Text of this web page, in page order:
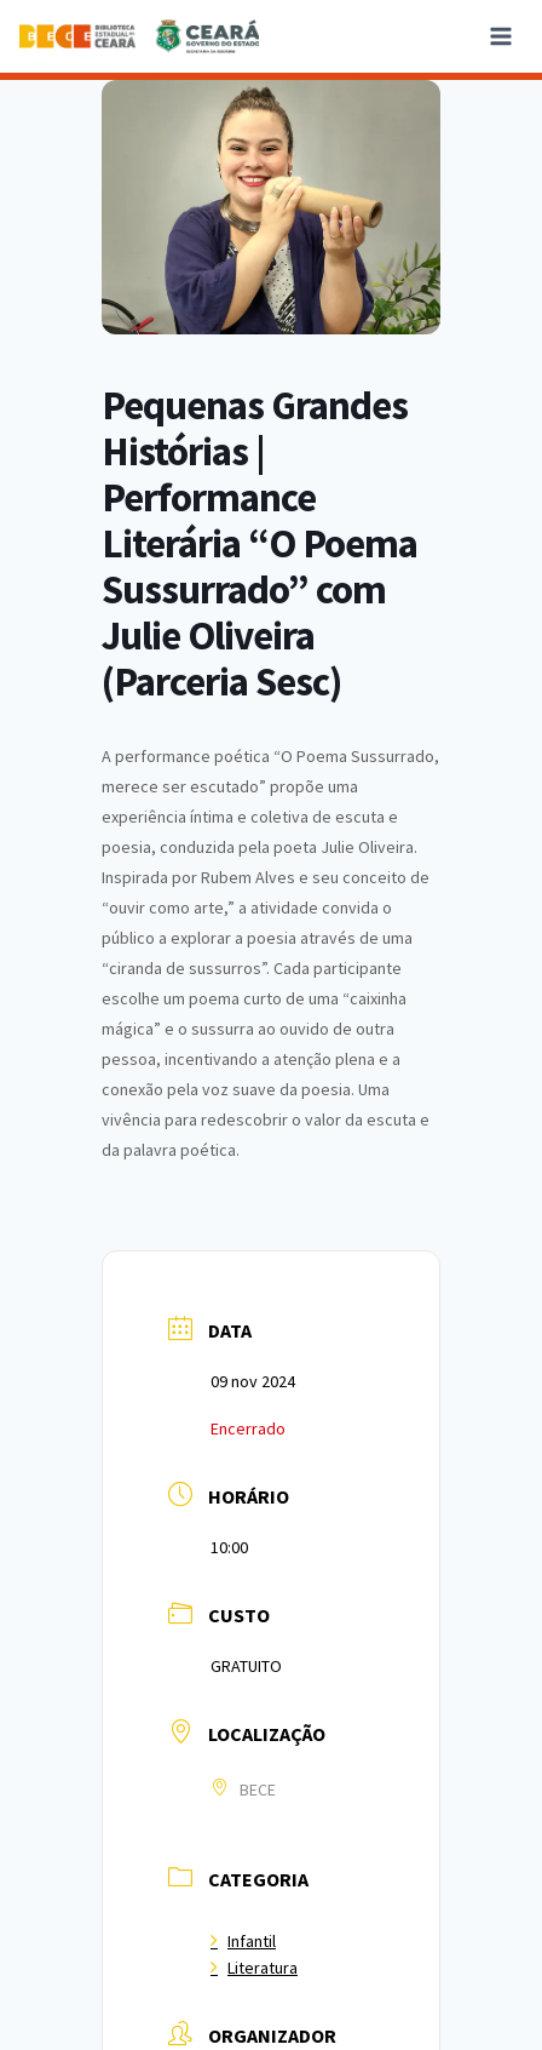
Pequenas Grandes
Histórias |
Performance
Literária “O Poema
Sussurrado” com
Julie Oliveira
(Parceria Sesc)
A performance poética “O Poema Sussurrado,
merece ser escutado” propõe uma
experiência íntima e coletiva de escuta e
poesia, conduzida pela poeta Julie Oliveira.
Inspirada por Rubem Alves e seu conceito de
“ouvir como arte,” a atividade convida o
público a explorar a poesia através de uma
“ciranda de sussurros”. Cada participante
escolhe um poema curto de uma “caixinha
mágica” e o sussurra ao ouvido de outra
pessoa, incentivando a atenção plena e a
conexão pela voz suave da poesia. Uma
vivência para redescobrir o valor da escuta e
da palavra poética.
DATA
09 nov 2024
Encerrado
HORÁRIO
10:00
CUSTO
GRATUITO
LOCALIZAÇÃO
BECE
CATEGORIA
Infantil
Literatura
ORGANIZADOR